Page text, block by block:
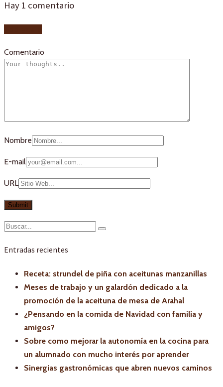
Hay 1 comentario
Comentario
Nombre
E-mail
URL
Entradas recientes
Receta: strundel de piña con aceitunas manzanillas
Meses de trabajo y un galardón dedicado a la
promoción de la aceituna de mesa de Arahal
¿Pensando en la comida de Navidad con familia y
amigos?
Sobre como mejorar la autonomía en la cocina para
un alumnado con mucho interés por aprender
Sinergias gastronómicas que abren nuevos caminos